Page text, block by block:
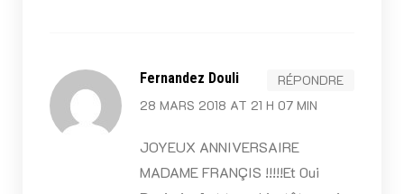
Fernandez Douli
28 MARS 2018 AT 21 H 07 MIN
RÉPONDRE
JOYEUX ANNIVERSAIRE
MADAME FRANÇIS !!!!!Et 0ui